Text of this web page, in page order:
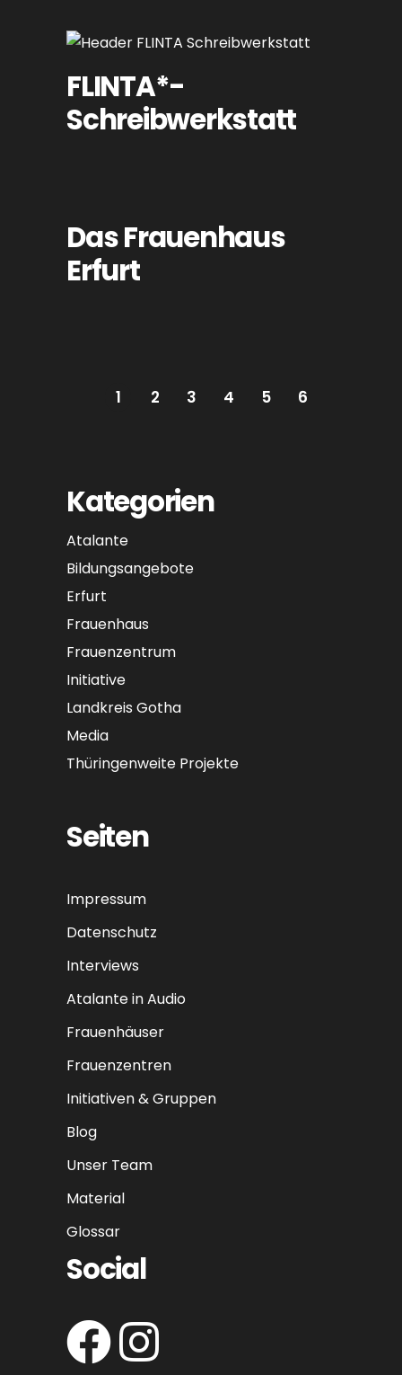
FLINTA*-
Schreibwerkstatt
Das Frauenhaus
Erfurt
1 2 3 4 5 6
Kategorien
Atalante
Bildungsangebote
Erfurt
Frauenhaus
Frauenzentrum
Initiative
Landkreis Gotha
Media
Thüringenweite Projekte
Seiten
Impressum
Datenschutz
Interviews
Atalante in Audio
Frauenhäuser
Frauenzentren
Initiativen & Gruppen
Blog
Unser Team
Material
Glossar
Social